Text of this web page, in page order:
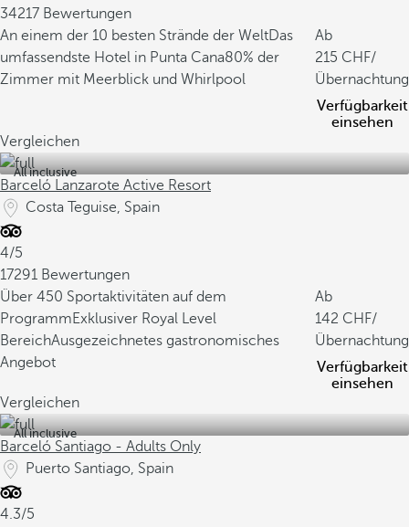
34217 Bewertungen
An einem der 10 besten Strände der WeltDas
umfassendste Hotel in Punta Cana80% der
Zimmer mit Meerblick und Whirlpool
Ab
215
/
Übernachtung
Verfügbarkeit
einsehen
Vergleichen
All inclusive
Barceló Lanzarote Active Resort
Costa Teguise, Spain
4/5
17291 Bewertungen
Über 450 Sportaktivitäten auf dem
ProgrammExklusiver Royal Level
BereichAusgezeichnetes gastronomisches
Angebot
Ab
142
/
Übernachtung
Verfügbarkeit
einsehen
Vergleichen
All inclusive
Barceló Santiago - Adults Only
Puerto Santiago, Spain
4.3/5